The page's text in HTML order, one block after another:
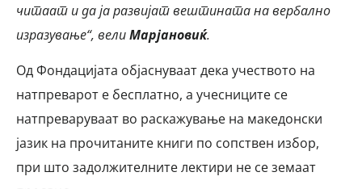
читаат и да ја развијат вештината на вербално
изразување“, велиМарјановиќ.
Од Фондацијата објаснуваат дека учеството на
натпреварот е бесплатно, а учесниците се
натпреваруваат во раскажување на македонски
јазик на прочитаните книги по сопствен избор,
при што задолжителните лектири не се земаат